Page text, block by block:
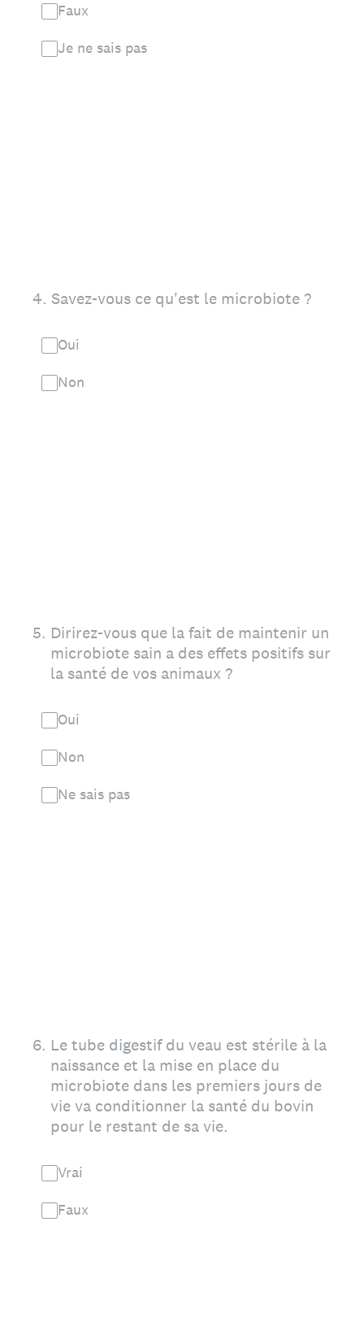
Faux
Je ne sais pas
4. Savez-vous ce qu'est le microbiote ?
Oui
Non
5. Dirirez-vous que la fait de maintenir un
microbiote sain a des effets positifs sur
la santé de vos animaux ?
Oui
Non
Ne sais pas
6. Le tube digestif du veau est stérile à la
naissance et la mise en place du
microbiote dans les premiers jours de
vie va conditionner la santé du bovin
pour le restant de sa vie.
Vrai
Faux